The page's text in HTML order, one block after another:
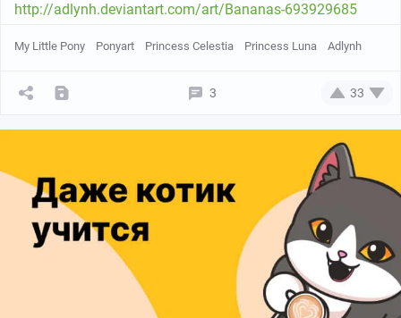
http://adlynh.deviantart.com/art/Bananas-693929685
My Little Pony Ponyart Princess Celestia Princess Luna Adlynh
3 33